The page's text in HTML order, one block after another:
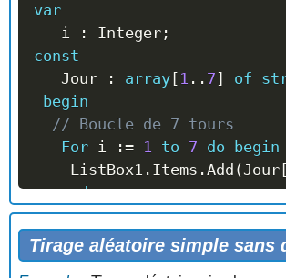
//   K
//   A
//   F
//   A
//   I
//   A
//   R
//   E
//   E
//   U
var
   i
: Integer ;
const
   Jour
: array[ 1 .. 7] of
begin
// Boucle de 7 tours
For i := 1 to 7 do begin
    ListBox1
. Items .Add (Jour[
end;
//  La ListBox Affiche :
//   Lundi
//   Mardi
Tirage aléatoire simple sans